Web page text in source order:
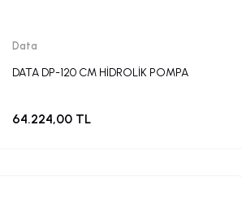
Data
DATA DP-120 CM HİDROLİK POMPA
64.224,00 TL